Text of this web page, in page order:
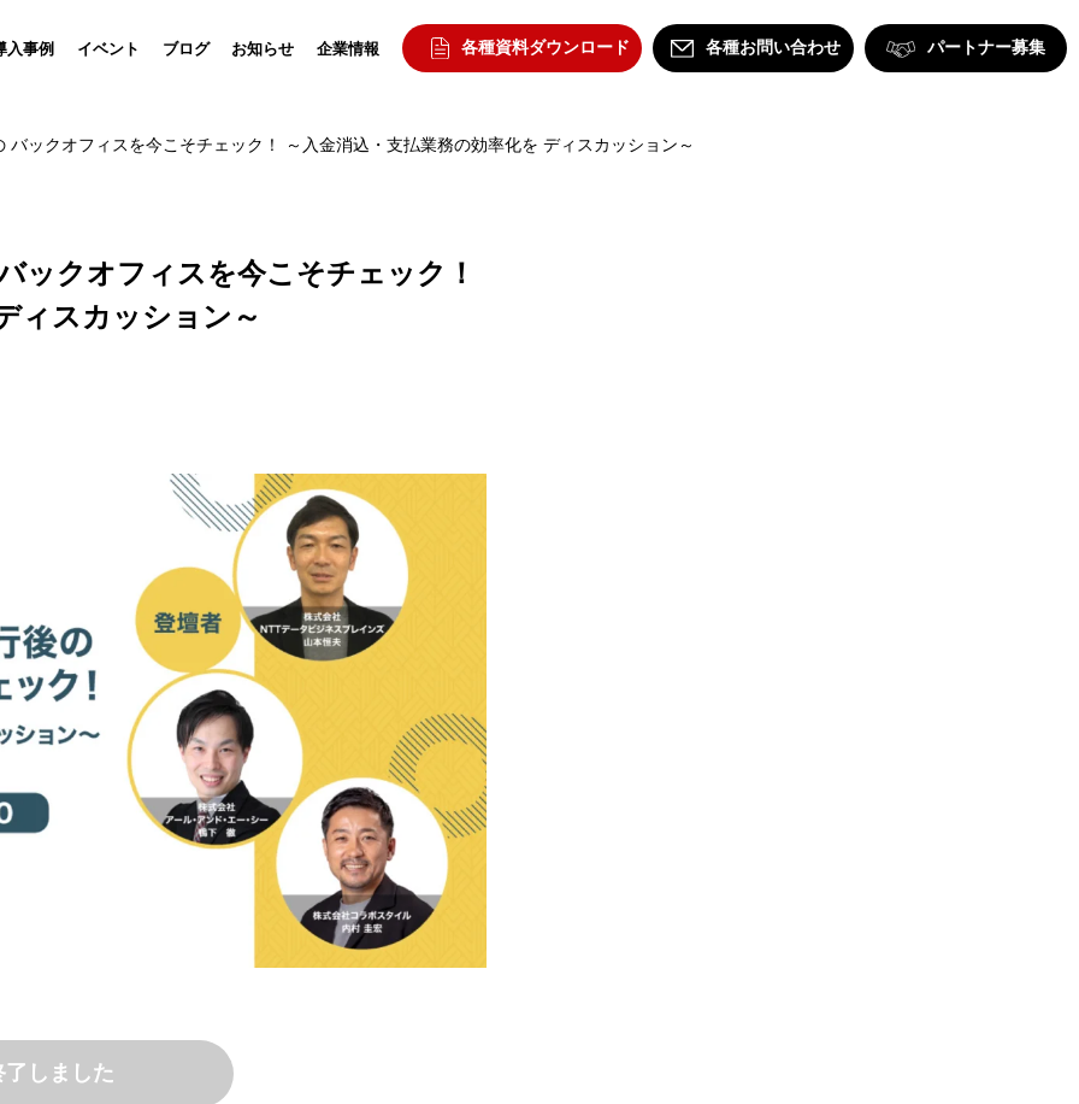
入事例 イベント ブログ お知らせ 企業情報 各種資料ダウンロード 各種お問い合わせ パートナー募集
バックオフィスを今こそチェック！ ～入金消込・支払業務の効率化を ディスカッション～
ックオフィスを今こそチェック！
ィスカッション～
しました